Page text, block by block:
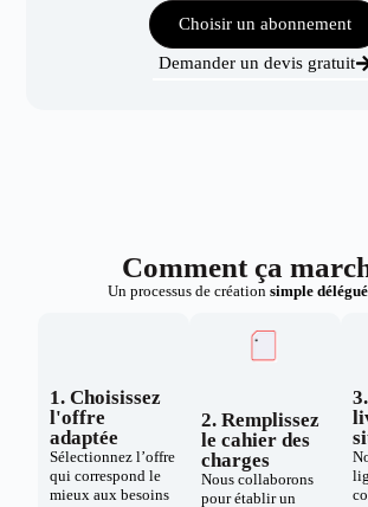
Choisir un abonnement
Demander un devis gratuit
Comment ça
Un processus de création simple
1. Choisissez
l'offre
adaptée
Sélectionnez l’offre
qui correspond le
mieux aux besoins
2. Remplissez
le cahier des
charges
Nous collaborons
pour établir un